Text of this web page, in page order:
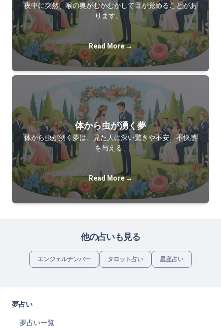
夜中に突然、喉の奥がむかむかして目が覚めることがあ
ります。…
Read More →
体から虫が湧く夢
体から虫が湧く夢は、見た人に深い驚きや不安、不快感
を与える…
Read More →
他の占いも見る
エンジェルナンバー タロット占い 星座占い
夢占い
夢占い一覧